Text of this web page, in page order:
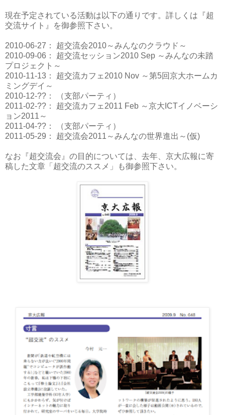
現在予定されている活動は以下の通りです。詳しくは『超
交流サイト』を御参照下さい。
2010-06-27： 超交流会2010～みんなのクラウド～
2010-09-06： 超交流セッション2010 Sep ～みんなの未踏
プロジェクト～
2010-11-13： 超交流カフェ2010 Nov ～第5回京大ホームカ
ミングデイ～
2010-12-??： （支部パーティ）
2011-02-??： 超交流カフェ2011 Feb ～京大ICTイノベーシ
ョン2011～
2011-04-??： （支部パーティ）
2011-05-29： 超交流会2011～みんなの世界進出～(仮)
なお『超交流会』の目的については、去年、京大広報に寄
稿した文章「超交流のススメ」も御参照下さい。